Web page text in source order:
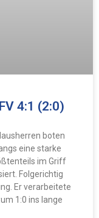
4:1 (2:0)
boten
eine starke
im Griff
Folgerichtig
Er verarbeitete
1:0 ins lange